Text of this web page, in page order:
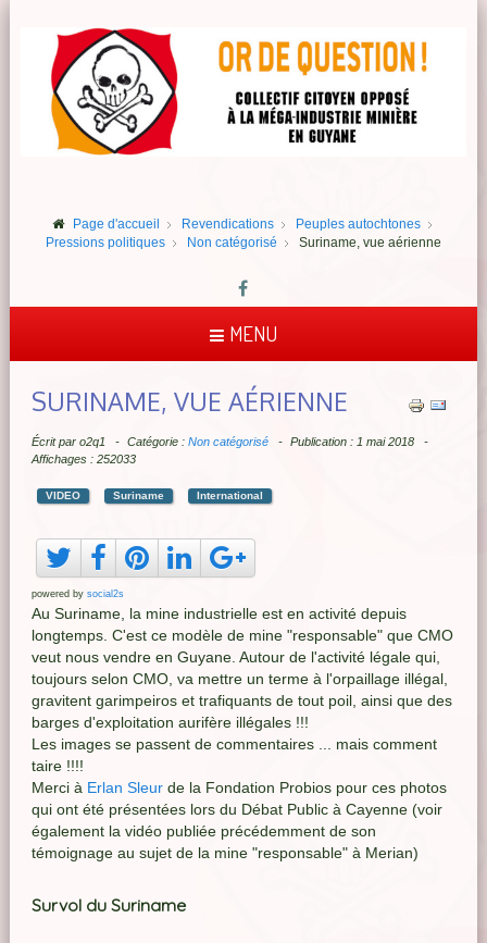
Page d'accueil Revendications
Peuples autochtones
Pressions politiques
Non catégorisé Suriname, vue aérienne
MENU
SURINAME, VUE AÉRIENNE
Écrit par o2q1 Catégorie : Non catégorisé
Publication : 1 mai 2018
Affichages : 252033
VIDEO Suriname International
powered by social2s
Au Suriname, la mine industrielle est en activité depuis
longtemps. C'est ce modèle de mine "responsable" que CMO
veut nous vendre en Guyane. Autour de l'activité légale qui,
toujours selon CMO, va mettre un terme à l'orpaillage illégal,
gravitent garimpeiros et trafiquants de tout poil, ainsi que des
barges d'exploitation aurifère illégales !!!
Les images se passent de commentaires ... mais comment
taire !!!!
Merci à Erlan Sleurde la Fondation Probios pour ces photos
qui ont été présentées lors du Débat Public à Cayenne (voir
également la vidéo publiée précédemment de son
témoignage au sujet de la mine "responsable" à Merian)
Survol du Suriname